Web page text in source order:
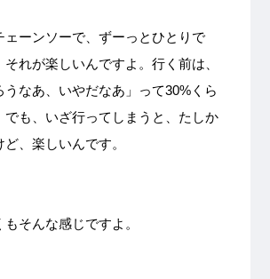
ェーンソーで、ずーっとひとりで
れが楽しいんですよ。行く前は、
うなあ、いやだなあ」って30%くら
でも、いざ行ってしまうと、たしか
、楽しいんです。
もそんな感じですよ。